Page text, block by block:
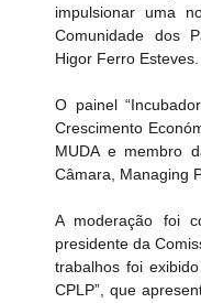
impulsionar uma
Comunidade dos
Higor Ferro Esteves.
O painel
Crescimento
MUDA e membro
Câmara, Managing
A moderação foi
presidente da
trabalhos foi
CPLP”, que